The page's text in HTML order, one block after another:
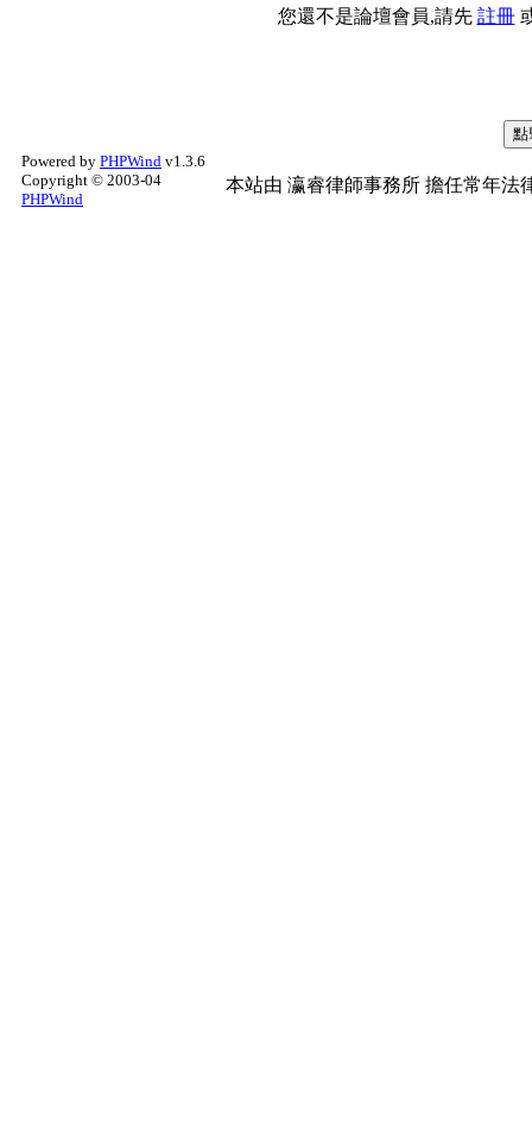
您還不是論壇會員,請先 註冊
Powered by PHPWind v1.3.6
Copyright © 2003-04
PHPWind
本站由 瀛睿律師事務所 擔任常年法